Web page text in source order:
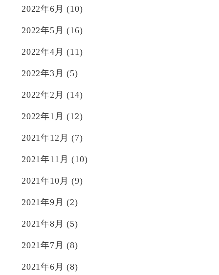
2022年6月 (10)
2022年5月 (16)
2022年4月 (11)
2022年3月 (5)
2022年2月 (14)
2022年1月 (12)
2021年12月 (7)
2021年11月 (10)
2021年10月 (9)
2021年9月 (2)
2021年8月 (5)
2021年7月 (8)
2021年6月 (8)